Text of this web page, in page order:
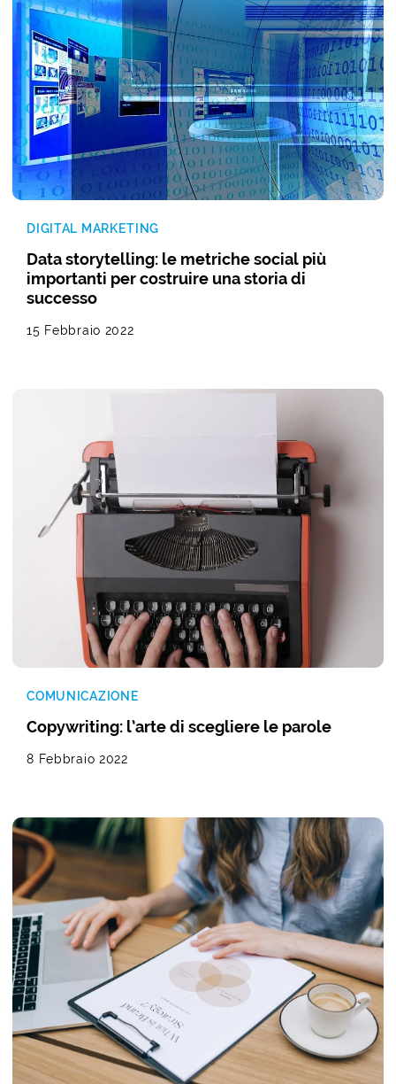
DIGITAL MARKETING
Data storytelling: le metriche social più
importanti per costruire una storia di
successo
15 Febbraio 2022
COMUNICAZIONE
Copywriting: l’arte di scegliere le parole
8 Febbraio 2022